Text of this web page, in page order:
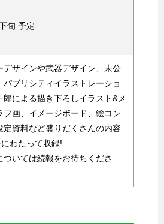
旬 予定
デザインや武器デザイン、未公
パブリシティイラストレーショ
郎による描き下ろしイラスト&メ
フ画、イメージボード、絵コン
定資料など盛りだくさんの内容
わたって収録!
ついては続報をお待ちくださ